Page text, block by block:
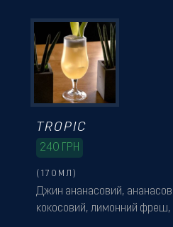
Джин ананасовий,
кокосовий, лимонний фреш,
(170МЛ)
TROPIC
240 ГРН